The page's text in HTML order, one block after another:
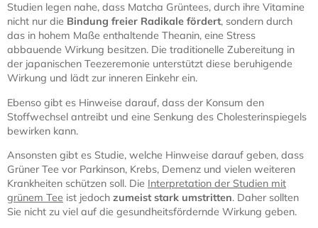
Studien legen nahe, dass Matcha Grüntees, durch ihre Vitamine
nicht nur die Bindung freier Radikale fördert, sondern durch
das in hohem Maße enthaltende Theanin, eine Stress
abbauende Wirkung besitzen. Die traditionelle Zubereitung in
der japanischen Teezeremonie unterstützt diese beruhigende
Wirkung und lädt zur inneren Einkehr ein.
Ebenso gibt es Hinweise darauf, dass der Konsum den
Stoffwechsel antreibt und eine Senkung des Cholesterinspiegels
bewirken kann.
Ansonsten gibt es Studie, welche Hinweise darauf geben, dass
Grüner Tee vor Parkinson, Krebs, Demenz und vielen weiteren
Krankheiten schützen soll. Die Interpretation der Studien mit
grünem Tee ist jedoch zumeist stark umstritten. Daher sollten
Sie nicht zu viel auf die gesundheitsfördernde Wirkung geben.